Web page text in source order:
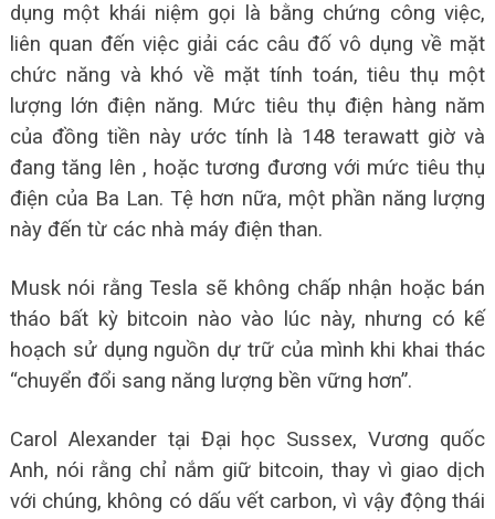
dụng một khái niệm gọi là bằng chứng công việc,
liên quan đến việc giải các câu đố vô dụng về mặt
chức năng và khó về mặt tính toán, tiêu thụ một
lượng lớn điện năng. Mức tiêu thụ điện hàng năm
của đồng tiền này ước tính là 148 terawatt giờ và
đang tăng lên , hoặc tương đương với mức tiêu thụ
điện của Ba Lan. Tệ hơn nữa, một phần năng lượng
này đến từ các nhà máy điện than.
Musk nói rằng Tesla sẽ không chấp nhận hoặc bán
tháo bất kỳ bitcoin nào vào lúc này, nhưng có kế
hoạch sử dụng nguồn dự trữ của mình khi khai thác
“chuyển đổi sang năng lượng bền vững hơn”.
Carol Alexander tại Đại học Sussex, Vương quốc
Anh, nói rằng chỉ nắm giữ bitcoin, thay vì giao dịch
với chúng, không có dấu vết carbon, vì vậy động thái